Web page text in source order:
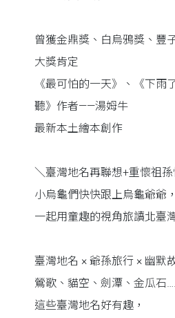
曾獲金鼎獎、白烏鴉獎、豐
大獎肯定
《最可怕的一天》、《下雨
聽》作者——湯姆牛
最新本土繪本創作
＼臺灣地名再聯想+重懷祖
小烏龜們快快跟上烏龜爺爺，
一起用童趣的視角旅讀北臺
臺灣地名 × 爺孫旅行 × 幽默
鶯歌、貓空、劍潭、金瓜石
這些臺灣地名好有趣，